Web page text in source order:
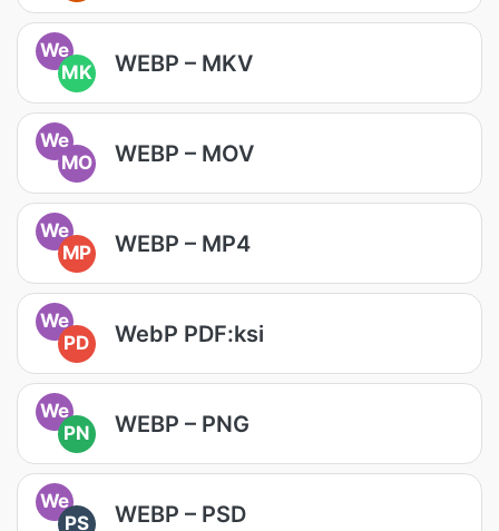
We
MK
WEBP – MKV
We
MO
WEBP – MOV
We
MP
WEBP – MP4
We
PD
WebP PDF:ksi
We
PN
WEBP – PNG
We
PS
WEBP – PSD